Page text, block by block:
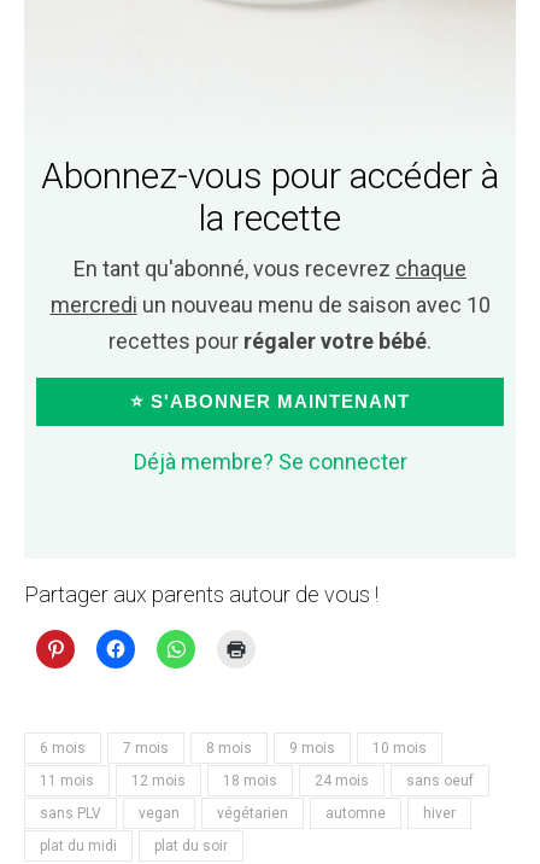
Abonnez-vous pour accéder à
la recette
En tant qu'abonné, vous recevrez chaque
mercredi un nouveau menu de saison avec 10
recettes pour régaler votre bébé.
⭐ S'ABONNER MAINTENANT
Déjà membre? Se connecter
Partager aux parents autour de vous !
6 mois 7 mois 8 mois 9 mois
10 mois
11 mois
12 mois 18 mois 24 mois
sans oeuf
sans PLV
vegan végétarien automne
hiver
plat du midi
plat du soir